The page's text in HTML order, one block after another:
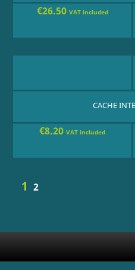
€26.50 VAT included
CACHE
€8.20VAT included
1 2